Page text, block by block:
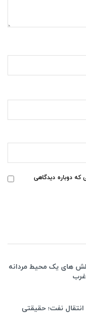
که دوباره دیدگاهی
های یک محیط مردانه
غرب
نفت؛ حقیقتی